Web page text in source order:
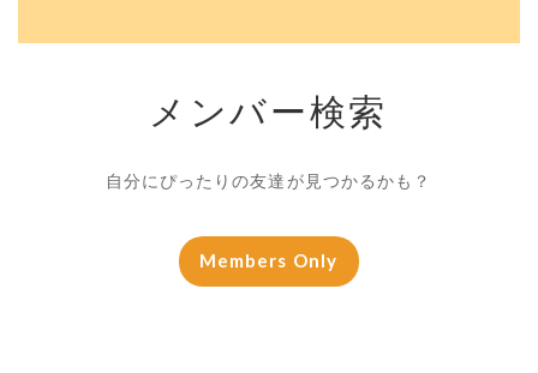
メンバー検索
自分にぴったりの友達が見つかるかも？
Members Only